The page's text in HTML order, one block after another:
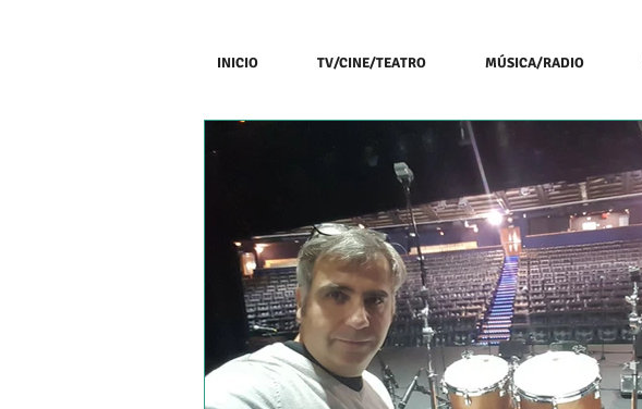
INICIO TV/CINE/TEATRO MÚSICA/RADIO